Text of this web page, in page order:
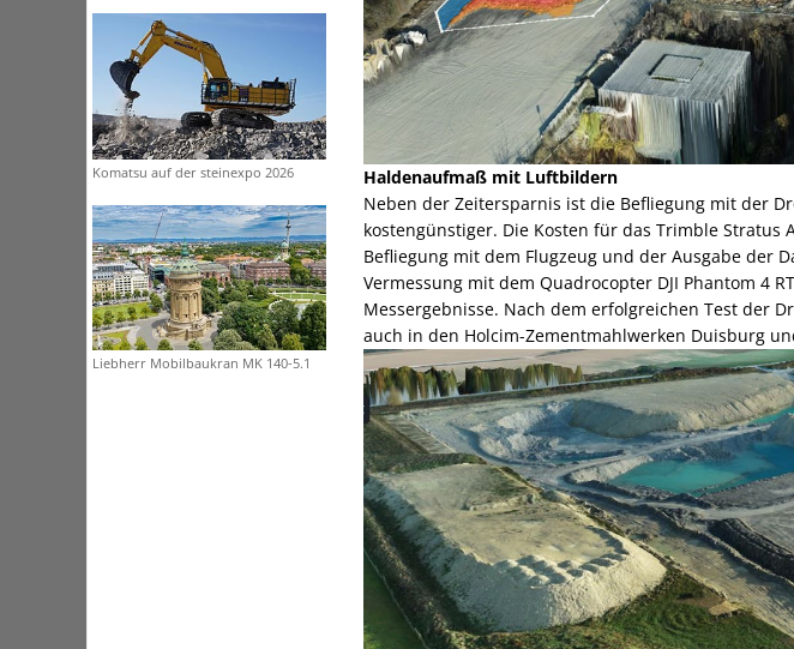
Komatsu auf der steinexpo 2026
Liebherr Mobilbaukran MK 140-5.1
Haldenaufmaß mit Luftbildern
Neben der Zeitersparnis ist die Befliegung mit der
kostengünstiger. Die Kosten für das Trimble
Befliegung mit dem Flugzeug und der Ausgabe der
Vermessung mit dem Quadrocopter DJI Phantom 4
Messergebnisse. Nach dem erfolgreichen Test der
auch in den Holcim-Zementmahlwerken Duisburg